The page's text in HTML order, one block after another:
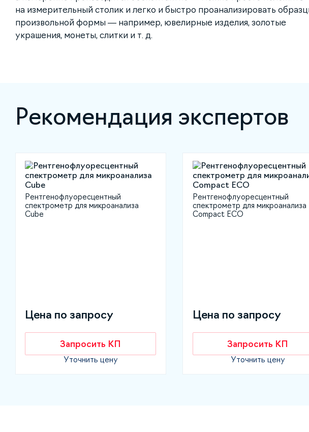
на измерительный столик и легко и быстро проанализировать
произвольной формы — например, ювелирные изделия, золотые
украшения, монеты, слитки и т. д.
Рекомендация экспертов
Рентгенофлуоресцентный
спектрометр для микроанализа
Cube
Цена по запросу
Запросить КП
Уточнить цену
Рентгенофлуоресцентный
спектрометр для микроанализа
Compact ECO
Цена по запросу
Запросить КП
Уточнить цену